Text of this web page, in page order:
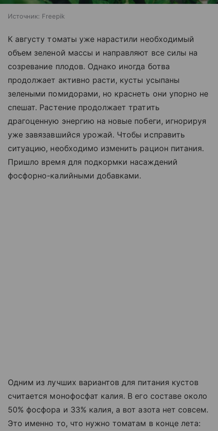
Источник: Freepik
К августу томаты уже нарастили необходимый
объем зеленой массы и направляют все силы на
созревание плодов. Однако иногда ботва
продолжает активно расти, кусты усыпаны
зелеными помидорами, но краснеть они упорно не
спешат. Растение продолжает тратить
драгоценную энергию на новые побеги, игнорируя
уже завязавшийся урожай. Чтобы исправить
ситуацию, необходимо изменить рацион питания.
Пришло время для подкормки насаждений
фосфорно-калийными добавками.
Одним из лучших вариантов для питания кустов
считается монофосфат калия. В его составе около
50% фосфора и 33% калия, а вот азота нет совсем.
Это именно то, что нужно томатам в конце лета: